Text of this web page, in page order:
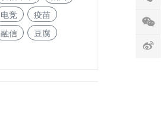
电竞
疫苗
融信
豆腐